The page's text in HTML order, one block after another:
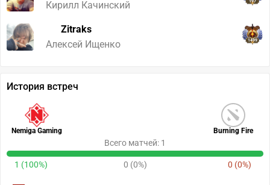
Кирилл Качинский
197
Zitraks
Алексей Ищенко
1499
История встреч
Nemiga Gaming Burning Fire
Всего матчей: 1
1 (100%) 0 (0%) 0 (0%)